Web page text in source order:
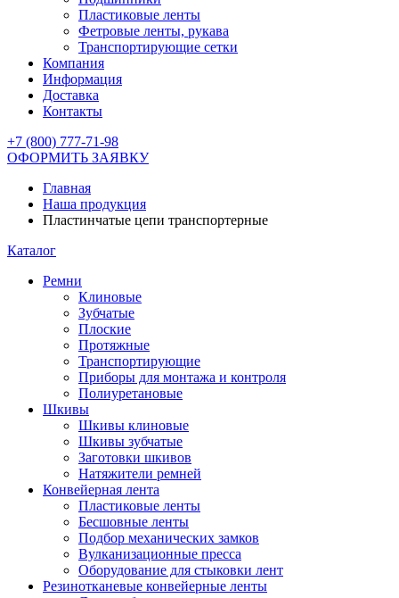
Пластиковые ленты
Фетровые ленты, рукава
Транспортирующие сетки
Компания
Информация
Доставка
Контакты
+7 (800) 777-71-98
ОФОРМИТЬ ЗАЯВКУ
Главная
Наша продукция
Пластинчатые цепи транспортерные
Каталог
Ремни
Клиновые
Зубчатые
Плоские
Протяжные
Транспортирующие
Приборы для монтажа и контроля
Полиуретановые
Шкивы
Шкивы клиновые
Шкивы зубчатые
Заготовки шкивов
Натяжители ремней
Конвейерная лента
Пластиковые ленты
Бесшовные ленты
Подбор механических замков
Вулканизационные пресса
Оборудование для стыковки лент
Резинотканевые конвейерные ленты